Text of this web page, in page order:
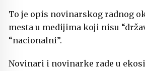
To je opis novinarskog radnog
mesta u medijima koji nisu
“nacionalni”.
Novinari i novinarke rade u